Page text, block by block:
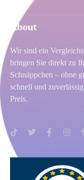
About
Wir sind ein
bringen Sie direkt zu
Schnäppchen – ohne
schnell und
Preis.